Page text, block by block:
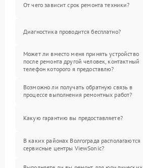
От чего зависит срок ремонта техники?
Диагностика проводится бесплатно?
Может ли вместо меня принять устройство
после ремонта другой человек, контактный
телефон которого я предоставлю?
Возможно ли получать обратную связь в
процессе выполнения ремонтных работ?
Какую гарантию вы предоставляете?
В каких районах Волгограда располагаются
сервисные центры ViewSonic?